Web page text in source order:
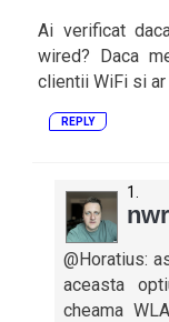
Ai verificat
wired? Daca
clientii WiFi si
REPLY
@Horatius:
aceasta
cheama